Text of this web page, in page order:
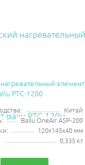
элемент
PTC-1200
Китай
Ballu OneAir ASP-200
120х145х40 мм
0,335 кг